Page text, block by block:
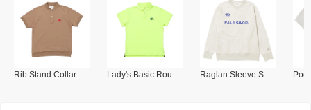
Rib Stand Collar Polo Lady's Basic Round Collar Polo Raglan Sleeve Sweat Shirt